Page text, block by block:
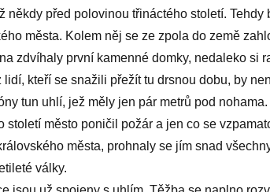
někdy před polovinou třináctého století. Tehdy
města. Kolem něj se ze zpola do země
zdvíhaly první kamenné domky, nedaleko si
kteří se snažili přežít tu drsnou dobu, by
tun uhlí, jež měly jen pár metrů pod
století město poničil požár a jen co se
města, prohnaly se jím snad
války.